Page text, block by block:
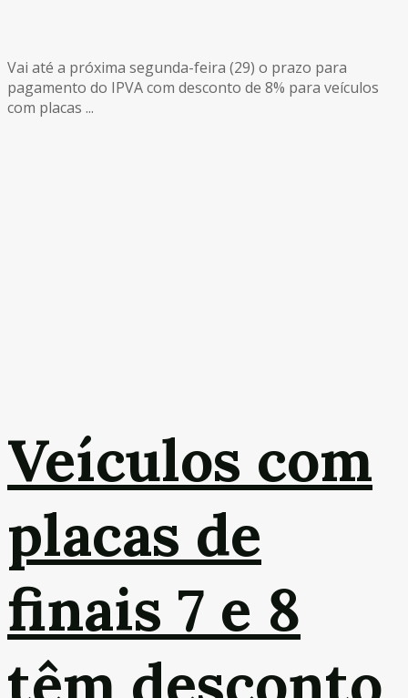
Vai até a próxima segunda-feira (29) o prazo para
pagamento do IPVA com desconto de 8% para veículos
com placas ...
Veículos com
placas de
finais 7 e 8